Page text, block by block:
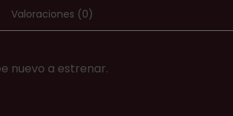
Valoraciones (0)
nuevo a estrenar.